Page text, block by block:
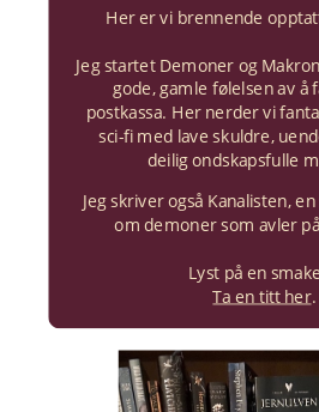
Her er vi brennende
Jeg startet Demoner og
gode, gamle følelsen av å
postkassa. Her nerder vi
sci-fi med lave skuldre,
deilig ondskapsfulle
Jeg skriver også Kanalisten,
om demoner som avler
Lyst på en
Ta en titt her.